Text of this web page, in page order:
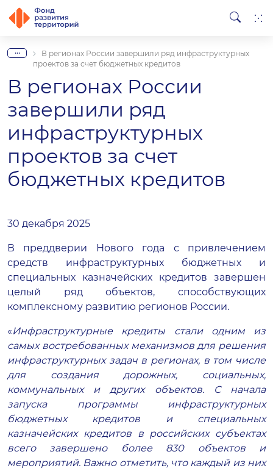
...
В регионах России завершили ряд инфраструктурных
проектов за счет бюджетных кредитов
В регионах России
завершили ряд
инфраструктурных
проектов за счет
бюджетных кредитов
30 декабря 2025
В преддверии Нового года с привлечением
средств инфраструктурных бюджетных и
специальных казначейских кредитов завершен
целый ряд объектов, способствующих
комплексному развитию регионов России.
«Инфраструктурные кредиты стали одним из
самых востребованных механизмов для решения
инфраструктурных задач в регионах, в том числе
для создания дорожных, социальных,
коммунальных и других объектов. С начала
запуска программы инфраструктурных
бюджетных кредитов и специальных
казначейских кредитов в российских субъектах
всего завершено более 830 объектов и
мероприятий. Важно отметить, что каждый из них